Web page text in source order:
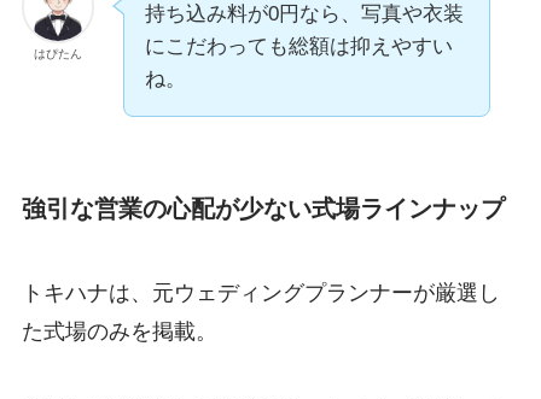
はぴたん
持ち込み料が0円なら、写真や衣装
にこだわっても総額は抑えやすい
ね。
強引な営業の心配が少ない式場ラインナップ
トキハナは、元ウェディングプランナーが厳選し
た式場のみを掲載。